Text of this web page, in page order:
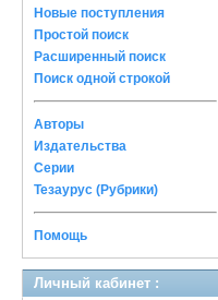
Новые поступления
Простой поиск
Расширенный поиск
Поиск одной строкой
Авторы
Издательства
Серии
Тезаурус (Рубрики)
Помощь
Личный кабинет :